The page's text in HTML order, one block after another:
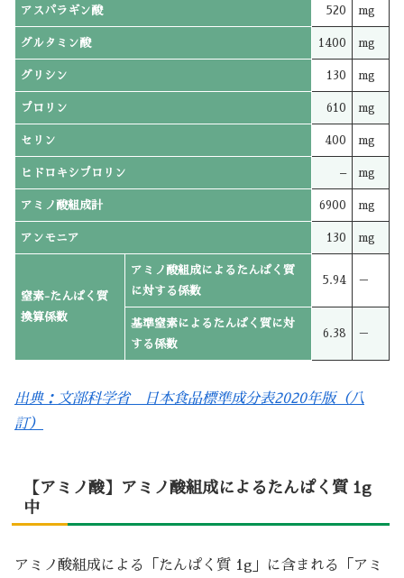
アスパラギン酸 520 mg
グルタミン酸 1400 mg
グリシン 130 mg
プロリン 610 mg
セリン 400 mg
ヒドロキシプロリン – mg
アミノ酸組成計 6900 mg
アンモニア 130 mg
窒素-たんぱく質
換算係数
アミノ酸組成によるたんぱく質
に対する係数
5.94 －
基準窒素によるたんぱく質に対
する係数
6.38 －
出典：文部科学省 日本食品標準成分表2020年版（八
訂）
【アミノ酸】アミノ酸組成によるたんぱく質 1g
中
アミノ酸組成による「たんぱく質 1g」に含まれる「アミ